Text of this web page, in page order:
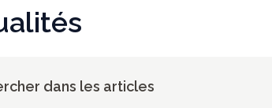
dans les articles